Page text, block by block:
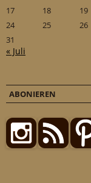
17
18 19
24
25 26
31
« Juli
ABONIEREN